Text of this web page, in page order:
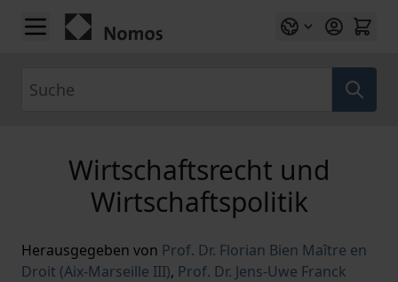
Zum Inhalt springen
Wirtschaftsrecht und
Wirtschaftspolitik
Herausgegeben von Prof. Dr. Florian Bien Maître en
Droit (Aix-Marseille III), Prof. Dr. Jens-Uwe Franck